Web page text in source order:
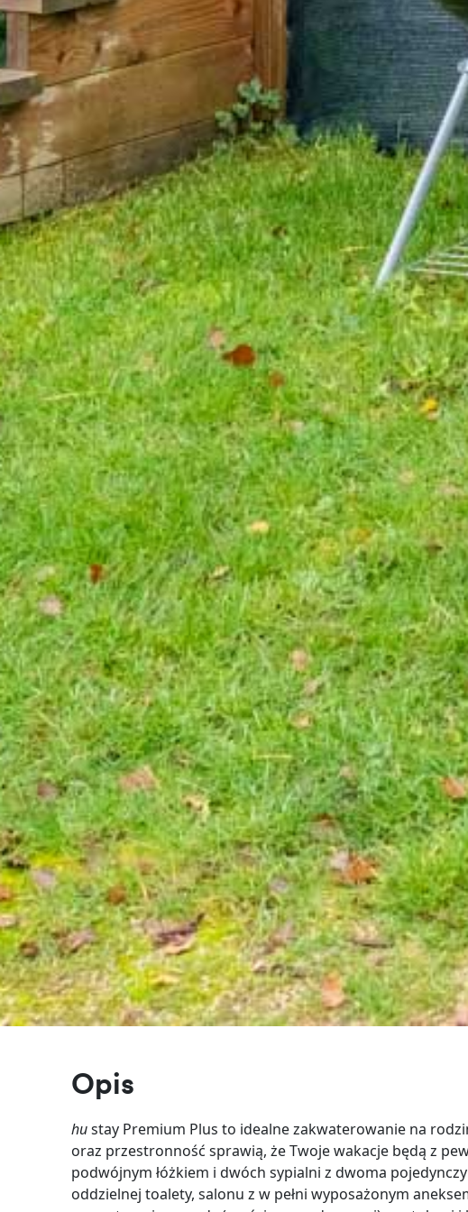
Opis
hustay Premium Plus to idealne zakwaterowanie na
oraz przestronność sprawią, że Twoje wakacje będą z
podwójnym łóżkiem i dwóch sypialni z dwoma
oddzielnej toalety, salonu z w pełni wyposażonym